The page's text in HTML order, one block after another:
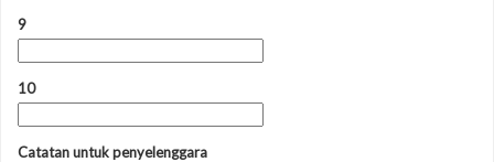
9
10
Catatan untuk penyelenggara